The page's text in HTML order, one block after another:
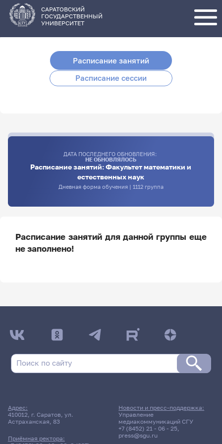
основному
содержанию
САРАТОВСКИЙ
ГОСУДАРСТВЕННЫЙ
УНИВЕРСИТЕТ
Расписание занятий
Расписание сессии
ДАТА ПОСЛЕДНЕГО ОБНОВЛЕНИЯ:
НЕ ОБНОВЛЯЛОСЬ
Расписание занятий: Факультет математики и
естественных наук
Дневная форма обучения | 1112 группа
Расписание занятий для данной группы еще
не заполнено!
ДАТА ПОСЛЕДНЕГО ОБНОВЛЕНИЯ:
НЕ ОБНОВЛЯЛОСЬ
естественных наук
Дневная форма обучения | 1112 группа
3 июня 2026 г. 13:30
Психология
Адрес:
410012, г. Саратов, ул.
Астраханская, 83
Приёмная ректора:
Новости и пресс-поддержка:
Управление
медиакоммуникаций СГУ
+7 (8452) 21 - 06 - 25,
press@sgu.ru